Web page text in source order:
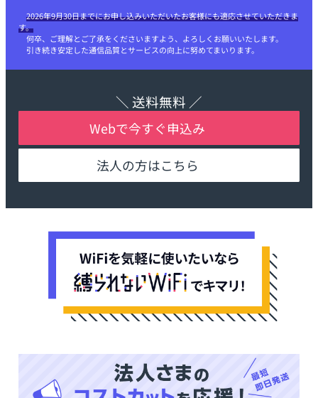
2026年9月30日までにお申し込みいただいたお客様にも適応させていただきま
す。
何卒、ご理解とご了承をくださいますよう、よろしくお願いいたします。
引き続き安定した通信品質とサービスの向上に努めてまいります。
＼ 送料無料 ／
Webで今すぐ申込み
法人の方はこちら